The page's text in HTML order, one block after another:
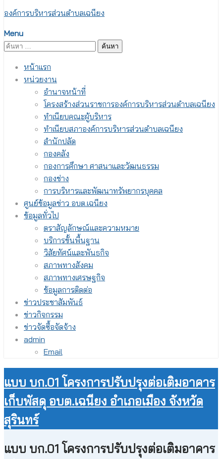
องค์การบริหารส่วนตำบลเฉนียง
Menu
ค้นหา
หน้าแรก
หน่วยงาน
อำนาจหน้าที่
โครงสร้างส่วนราชการองค์การบริหารส่วนตำบลเฉนียง
ทำเนียบคณะผู้บริหาร
ทำเนียบสภาองค์การบริหารส่วนตำบลเฉนียง
สำนักปลัด
กองคลัง
กองการศึกษา ศาสนาและวัฒนธรรม
กองช่าง
การบริหารและพัฒนาทรัพยากรบุคคล
ศูนย์ข้อมูลข่าว อบต.เฉนียง
ข้อมูลทั่วไป
ตราสัญลักษณ์และความหมาย
บริการขั้นพื้นฐาน
วิสัยทัศน์และพันธกิจ
สภาพทางสังคม
สภาพทางเศรษฐกิจ
ข้อมูลการติดต่อ
ข่าวประชาสัมพันธ์
ข่าวกิจกรรม
ข่าวจัดซื้อจัดจ้าง
admin
Email
แบบ บก.01 โครงการปรับปรุงต่อเติมอาคาร
เก็บพัสดุ อบต.เฉนียง อำเภอเมือง จังหวัด
สุรินทร์
แบบ บก.01 โครงการปรับปรุงต่อเติมอาคาร